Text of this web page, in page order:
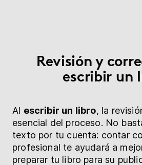
Revisión y
escribir un
Al escribir un libro, la
esencial del proceso. No
texto por tu cuenta: contar
profesional te ayudará a
preparar tu libro para su